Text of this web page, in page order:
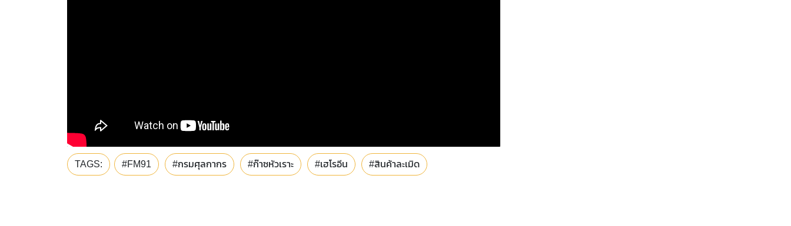
TAGS: #FM91 #กรมศุลกากร #ก๊าซหัวเราะ #เฮโรอีน #สินค้าละเมิด